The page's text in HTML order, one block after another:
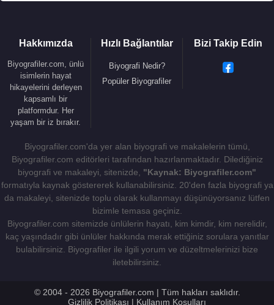
Hakkımızda
Biyografiler.com, ünlü
isimlerin hayat
hikayelerini derleyen
kapsamlı bir
platformdur. Her
yaşam bir iz bırakır.
Hızlı Bağlantılar
Biyografi Nedir?
Popüler Biyografiler
Bizi Takip Edin
Biyografiler.com'da yer alan biyografi ve makalelerin tümü,
Biyografiler.com editörleri tarafından hazırlanmaktadır. Dilediğiniz
biyografi ve makaleyi, sitenizde, "Kaynak: Biyografiler.com"
formatıyla kaynak göstererek kullanabilirsiniz. 20'den fazla biyografi ya
da makaleyi, sitenizde toplu olarak kullanmayı düşünüyorsanız lütfen
bizimle temasa geçiniz.
Biyografiler.com sitemizde ünlülerin hayatı, kim kimdir, kim nerelidir,
kaç yaşındadır gibi ünlüler hakkında merak ettiğiniz sorulara yanıtlar
bulabilirsiniz. Biyografiler ile ilgili yorum ve düzeltmelerinizi bize
iletebilirsiniz.
© 2004 - 2026 Biyografiler.com | Tüm hakları saklıdır.
Gizlilik Politikası | Kullanım Koşulları